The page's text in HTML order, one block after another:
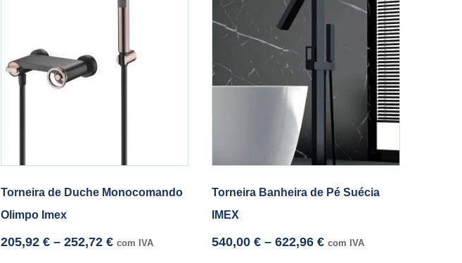
Torneira de Duche Monocomando
Olimpo Imex
205,92 € – 252,72 € com IVA
Torneira Banheira de Pé Suécia
IMEX
540,00€ – 622,96€ com IVA